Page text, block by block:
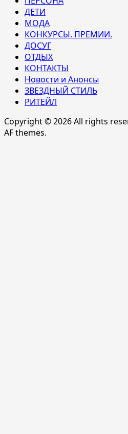
ДЕТИ
МОДА
КОНКУРСЫ. ПРЕМИИ.
ДОСУГ
ОТДЫХ
КОНТАКТЫ
Новости и Анонсы
ЗВЕЗДНЫЙ СТИЛЬ
РИТЕЙЛ
Copyright © 2026 All rights
AF themes.